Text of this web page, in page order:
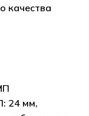
качества
24 мм,